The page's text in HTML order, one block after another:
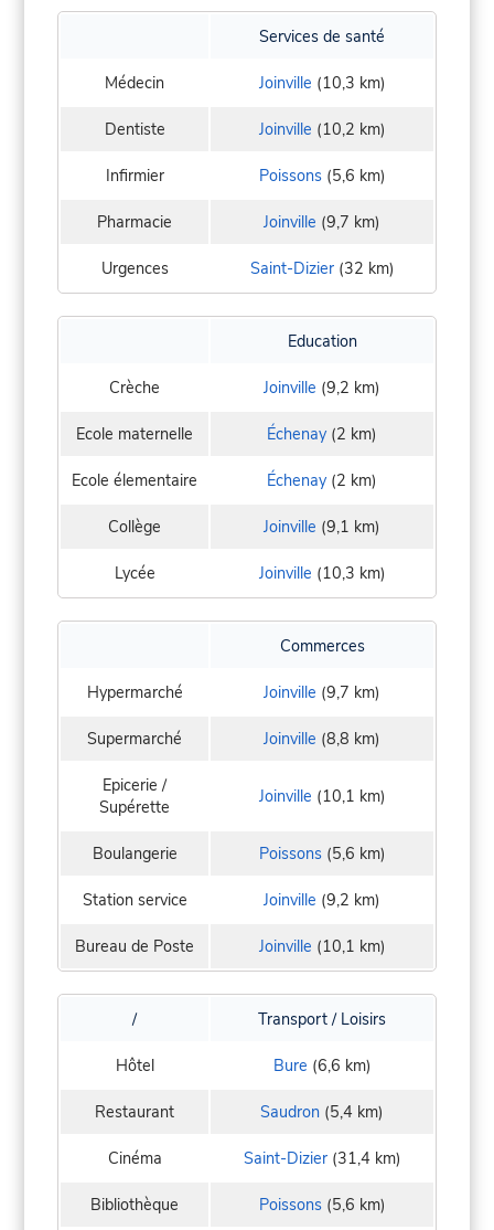
Services de santé
Médecin Joinville (10,3 km)
Dentiste Joinville (10,2 km)
Infirmier Poissons(5,6 km)
Pharmacie Joinville (9,7 km)
Urgences Saint-Dizier(32 km)
Education
Crèche Joinville (9,2 km)
Ecole maternelle Échenay (2 km)
Ecole élementaire Échenay (2 km)
Collège Joinville (9,1 km)
Lycée Joinville (10,3 km)
Commerces
Hypermarché Joinville (9,7 km)
Supermarché Joinville (8,8 km)
Epicerie /
Supérette
Joinville (10,1 km)
Boulangerie Poissons(5,6 km)
Station service Joinville (9,2 km)
Bureau de Poste Joinville (10,1 km)
/ Transport / Loisirs
Hôtel Bure (6,6 km)
Restaurant Saudron (5,4 km)
Cinéma Saint-Dizier(31,4 km)
Bibliothèque Poissons(5,6 km)